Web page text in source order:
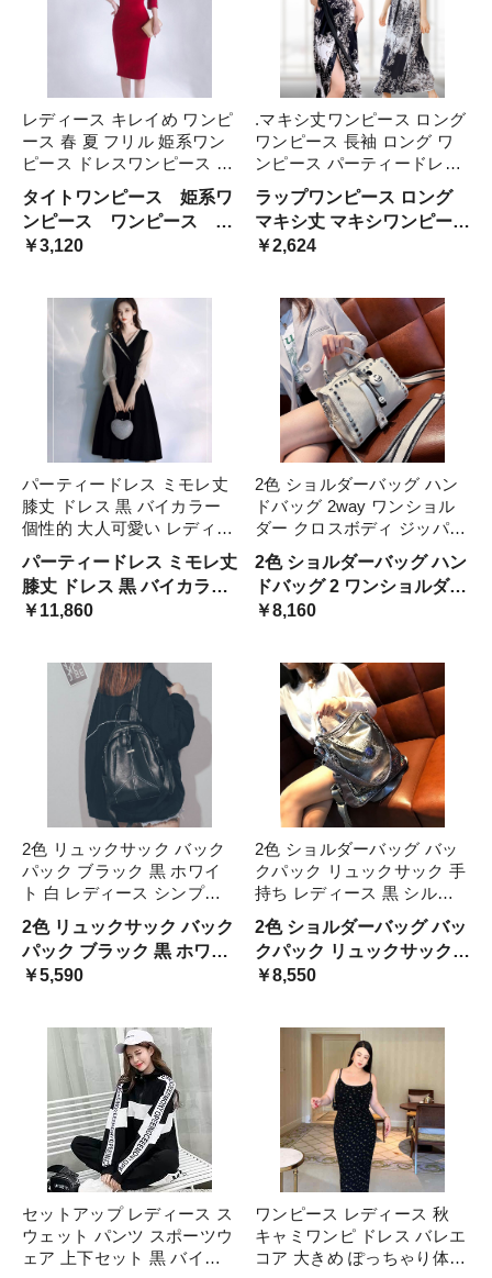
レディース キレイめ ワンピ
ース 春 夏 フリル 姫系ワン
ピース ドレスワンピース 韓
国 風 五分袖 きれいめ セク
シー スクエアネックシンプ
ル タイト 着痩せ ミドル丈
パーティドレス 上 お呼ばれ
タイトワンピース 姫系ワ
ンピース ワンピース キ
ャバ パーティ デートパー
ー ミディアムワンピース
二次会 結婚式
￥3,120
.マキシ丈ワンピース ロング
ワンピース 長袖 ロング ワ
ンピース パーティードレス
マキシワンピース ロングド
レス カシュクール リゾート
ワンピース 結婚式 ロング丈
キャバドレス ドレス マキシ
ラップワンピース ロング
マキシ丈 マキシワンピース
マキシ ワンピ 秋冬 春夏 カ
ートワンピ 大人 上品 30代
40代 50代 ミセス 結婚式 パ
ーティー リゾート
￥2,624
パーティードレス ミモレ丈
膝丈 ドレス 黒 バイカラー
個性的 大人可愛い レディー
ス 結婚式 二次会 お呼ばれ
演奏会 発表会 フォーマル
ワンピース 袖あり シースル
ー 透け感 華やか
パーティードレス ミモレ丈
膝丈 ドレス 黒 バイカラー
個性的 大人可愛い レディ
￥11,860
2色 ショルダーバッグ ハン
ドバッグ 2way ワンショル
ダー クロスボディ ジッパー
ファスナー ポケット リベッ
ト ストラップ付き 小さめ
小さい 春 夏 秋 冬 PU 革 手
提げ 斜めが レザー
2色 ショルダーバッグ ハン
ドバッグ 2 ワンショルダー
クロスボディ ジッパー フ
￥8,160
2色 リュックサック バック
パック ブラック 黒 ホワイ
ト 白 レディース シンプル
カジュアル マット感 ヴィン
テージ風 大人 きれいめ フ
ォーマル PU レザー 革 斜め
がけ バック カバ 手提げ
2色 リュックサック バック
パック ブラック 黒 ホワイ
ト 白 レディース シンプル
￥5,590
2色 ショルダーバッグ バッ
クパック リュックサック 手
持ち レディース 黒 シルバ
ー 個性的 キラキラ 大容量
縦型 A4 存在感 ユニーク メ
ンズ お洒落 ストリート か
わいい おしゃ カジュアル
2色 ショルダーバッグ バッ
クパック リュックサック
手持ち レディース 黒 シル
￥8,550
セットアップ レディース ス
ウェット パンツ スポーツウ
ェア 上下セット 黒 バイカ
ワンピース レディース 秋
キャミワンピ ドレス バレエ
コア 大きめ ぽっちゃり体型